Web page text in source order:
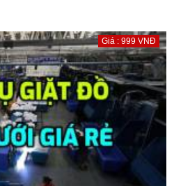
Giá : 999 VNĐ